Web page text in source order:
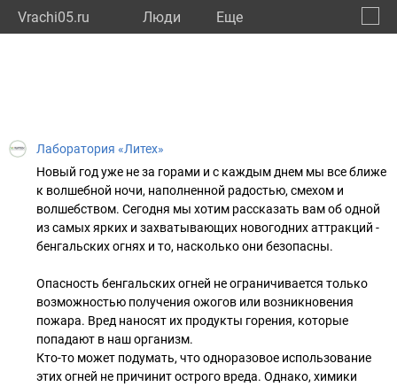
Vrachi05.ru Люди Eще
Лаборатория «Литех»
Новый год уже не за горами и с каждым днем мы все ближе
к волшебной ночи, наполненной радостью, смехом и
волшебством. Сегодня мы хотим рассказать вам об одной
из самых ярких и захватывающих новогодних аттракций -
бенгальских огнях и то, насколько они безопасны.
Опасность бенгальских огней не ограничивается только
возможностью получения ожогов или возникновения
пожара. Вред наносят их продукты горения, которые
попадают в наш организм.
Кто-то может подумать, что одноразовое использование
этих огней не причинит острого вреда. Однако, химики